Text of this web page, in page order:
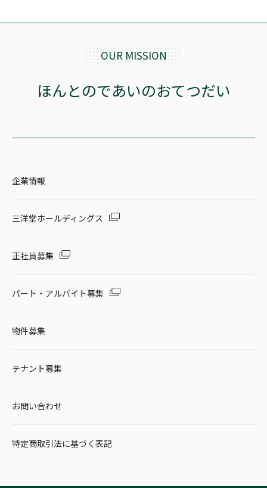
OUR MISSION
ほんとのであいのおてつだい
企業情報
三洋堂ホールディングス
正社員募集
パート・アルバイト募集
物件募集
テナント募集
お問い合わせ
特定商取引法に基づく表記